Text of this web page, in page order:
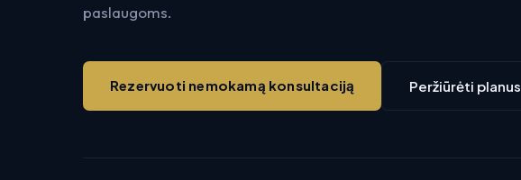
paslaugoms.
Rezervuoti nemokamą konsultaciją Peržiūrėti planus